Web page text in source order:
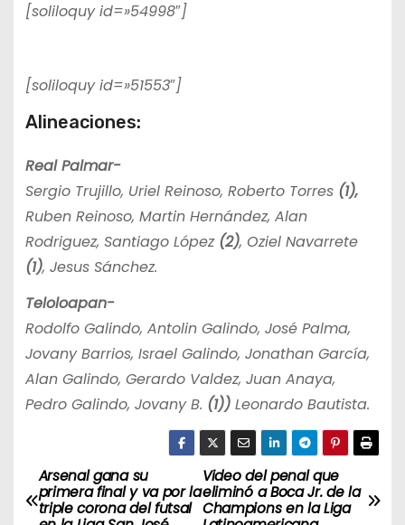
[soliloquy id=»54998″]
[soliloquy id=»51553″]
Alineaciones:
Real Palmar-
Sergio Trujillo, Uriel Reinoso, Roberto Torres (1),
Ruben Reinoso, Martin Hernández, Alan
Rodriguez, Santiago López (2), Oziel Navarrete
(1), Jesus Sánchez.
Teloloapan-
Rodolfo Galindo, Antolin Galindo, José Palma,
Jovany Barrios, Israel Galindo, Jonathan García,
Alan Galindo, Gerardo Valdez, Juan Anaya,
Pedro Galindo, Jovany B. (1))Leonardo Bautista.
N
Video del penal que
eliminó a Boca Jr. de la
Champions en la Liga
Arsenal gana su
primera final y va por la
triple corona del futsal